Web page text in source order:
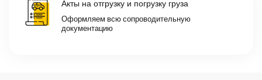
Акты на отгрузку и погрузку груза
Оформляем всю сопроводительную
документацию